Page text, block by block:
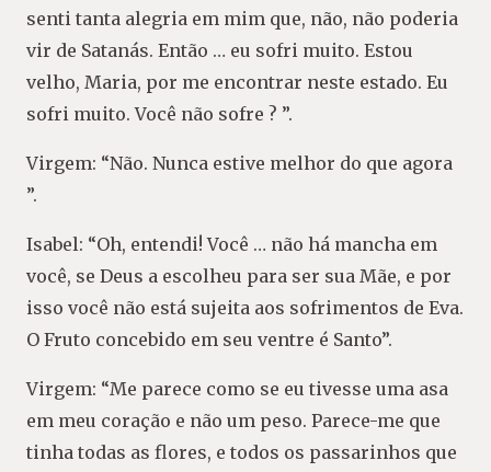
senti tanta alegria em mim que, não, não poderia
vir de Satanás. Então … eu sofri muito. Estou
velho, Maria, por me encontrar neste estado. Eu
sofri muito. Você não sofre ? ”.
Virgem: “Não. Nunca estive melhor do que agora
”.
Isabel: “Oh, entendi! Você … não há mancha em
você, se Deus a escolheu para ser sua Mãe, e por
isso você não está sujeita aos sofrimentos de Eva.
O Fruto concebido em seu ventre é Santo”.
Virgem: “Me parece como se eu tivesse uma asa
em meu coração e não um peso. Parece-me que
tinha todas as flores, e todos os passarinhos que